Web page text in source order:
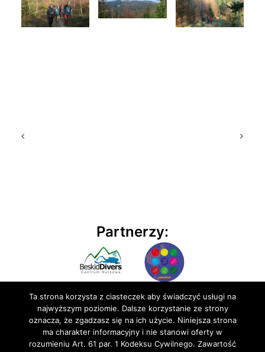
Partnerzy:
© 2020 BluEmu sp. z o.o. Wszelkie prawa zastrzeżone
Ta strona korzysta z ciasteczek aby świadczyć usługi na
najwyższym poziomie. Dalsze korzystanie ze strony
oznacza, że zgadzasz się na ich użycie. Niniejsza strona
ma charakter informacyjny i nie stanowi oferty w
rozumieniu Art. 61 par. 1 Kodeksu Cywilnego. Zawartość